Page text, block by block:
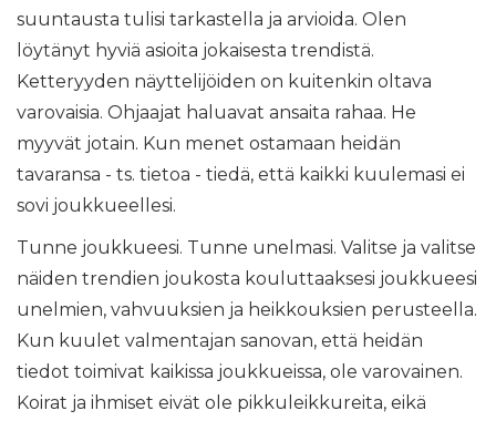
suuntausta tulisi tarkastella ja arvioida. Olen
löytänyt hyviä asioita jokaisesta trendistä.
Ketteryyden näyttelijöiden on kuitenkin oltava
varovaisia. Ohjaajat haluavat ansaita rahaa. He
myyvät jotain. Kun menet ostamaan heidän
tavaransa - ts. tietoa - tiedä, että kaikki kuulemasi ei
sovi joukkueellesi.
Tunne joukkueesi. Tunne unelmasi. Valitse ja valitse
näiden trendien joukosta kouluttaaksesi joukkueesi
unelmien, vahvuuksien ja heikkouksien perusteella.
Kun kuulet valmentajan sanovan, että heidän
tiedot toimivat kaikissa joukkueissa, ole varovainen.
Koirat ja ihmiset eivät ole pikkuleikkureita, eikä